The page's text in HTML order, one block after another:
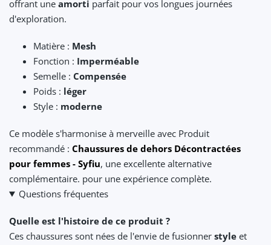
offrant une amorti parfait pour vos longues journées
d'exploration.
Matière : Mesh
Fonction : Imperméable
Semelle : Compensée
Poids : léger
Style : moderne
Ce modèle s'harmonise à merveille avec Produit
recommandé : Chaussures de dehors Décontractées
pour femmes - Syfiu, une excellente alternative
complémentaire. pour une expérience complète.
Questions fréquentes
Quelle est l'histoire de ce produit ?
Ces chaussures sont nées de l'envie de fusionner style et